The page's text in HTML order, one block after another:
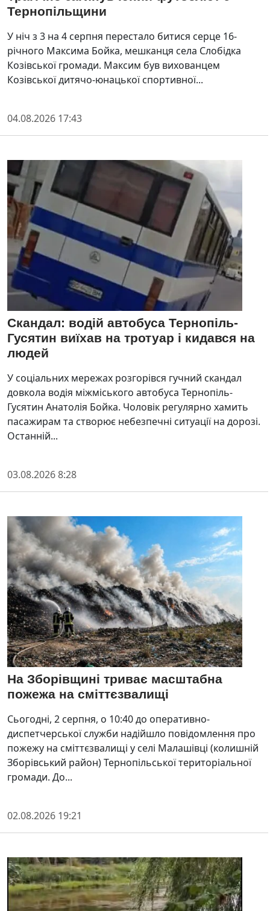
Тернопільщини
У ніч з 3 на 4 серпня перестало битися серце 16-
річного Максима Бойка, мешканця села Слобідка
Козівської громади. Максим був вихованцем
Козівської дитячо-юнацької спортивної...
04.08.2026 17:43
Скандал: водій автобуса Тернопіль-
Гусятин виїхав на тротуар і кидався на
людей
У соціальних мережах розгорівся гучний скандал
довкола водія міжміського автобуса Тернопіль-
Гусятин Анатолія Бойка. Чоловік регулярно хамить
пасажирам та створює небезпечні ситуації на дорозі.
Останній...
03.08.2026 8:28
На Зборівщині триває масштабна
пожежа на сміттєзвалищі
Сьогодні, 2 серпня, о 10:40 до оперативно-
диспетчерської служби надійшло повідомлення про
пожежу на сміттєзвалищі у селі Малашівці (колишній
Зборівський район) Тернопільської територіальної
громади. До...
02.08.2026 19:21